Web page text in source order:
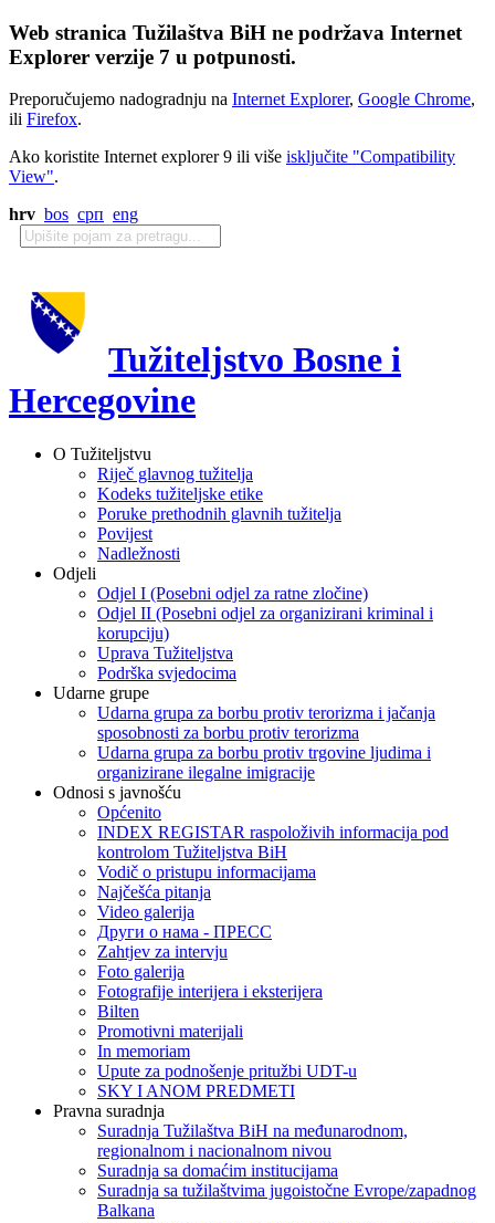
Web stranica Tužilaštva BiH ne podržava Internet
Explorer verzije 7 u potpunosti.
Preporučujemo nadogradnju na Internet Explorer, Google Chrome,
ili Firefox.
Ako koristite Internet explorer 9 ili više isključite "Compatibility
View".
hrv bos срп eng
Tužiteljstvo Bosne i
Hercegovine
O Tužiteljstvu
Riječ glavnog tužitelja
Kodeks tužiteljske etike
Poruke prethodnih glavnih tužitelja
Povijest
Nadležnosti
Odjeli
Odjel I (Posebni odjel za ratne zločine)
Odjel II (Posebni odjel za organizirani kriminal i
korupciju)
Uprava Tužiteljstva
Podrška svjedocima
Udarne grupe
Udarna grupa za borbu protiv terorizma i jačanja
sposobnosti za borbu protiv terorizma
Udarna grupa za borbu protiv trgovine ljudima i
organizirane ilegalne imigracije
Odnosi s javnošću
Općenito
INDEX REGISTAR raspoloživih informacija pod
kontrolom Tužiteljstva BiH
Vodič o pristupu informacijama
Najčešća pitanja
Video galerija
Други о нама - ПРЕСC
Zahtjev za intervju
Foto galerija
Fotografije interijera i eksterijera
Bilten
Promotivni materijali
In memoriam
Upute za podnošenje pritužbi UDT-u
SKY I ANOM PREDMETI
Pravna suradnja
Suradnja Tužilaštva BiH na međunarodnom,
regionalnom i nacionalnom nivou
Suradnja sa domaćim institucijama
Suradnja sa tužilaštvima jugoistočne Evrope/zapadnog
Balkana